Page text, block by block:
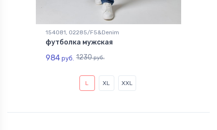
154081, 02285/F5&Denim
футболка мужская
984 руб. 1230руб.
L XL XXL